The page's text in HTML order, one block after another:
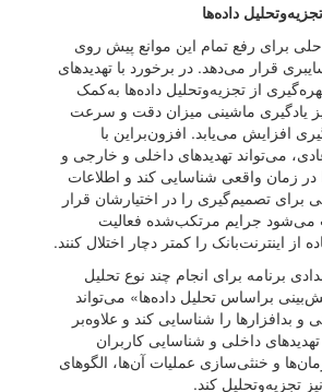
داده‌ها
برای رفع تمام این موانع پیش روی
قرار می‌دهد. در برخورد با تهدیدهای
از تجزیه‌وتحلیل داده‌ها به‌کمک
یادگیری ماشینی میزان دقت و سرعت
افزایش می‌یابد. افزون‌براین با
می‌تواند تهدیدهای داخلی و خارجی و
زمان واقعی شناسایی کند و اطلاعات
برای تصمیم‌گیری را در اختیارشان قرار
می‌شود جرایم مرتکب‌شده فعالیت
از اینترنت‌بانک را کمتر دچار اختلال کنند.
برنامه برای انجام چند نوع تحلیل
براساس تحلیل داده‌ها» می‌تواند
و بدافزارها را شناسایی کند و علاوه‌بر
داخلی و شناسایی کاربران
و خنثی‌سازی عملیات آن‌ها، الگوهای
تجزیه‌وتحلیل کند.